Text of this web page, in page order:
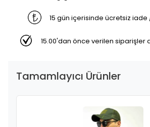
15 gün içerisinde ücretsiz iade
15.00'dan önce verilen siparişler
Tamamlayıcı Ürünler